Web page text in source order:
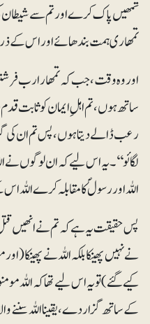
تمھیں پاک کرے اور تم سے شیطان
تمھاری ہمت بندھائے اور اس
اور وہ وقت، جب کہ تمھارا رب
ساتھ ہوں، تم اہلِ ایمان کو ثابت
رعب ڈالے دیتا ہوں، پس تم ان کی
لگائو‘‘۔یہ اس لیے کہ ان لوگوں نے
اللہ اور رسولؐ کا مقابلہ کرے
پس حقیقت یہ ہے کہ تم نے انھیں قتل
نے نہیں پھینکا بلکہ اللہ نے پھینکا
کیے گئے) تو یہ اس لیے تھا کہ اللہ